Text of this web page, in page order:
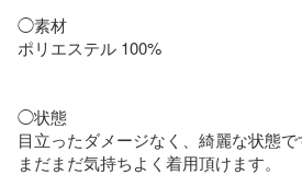
◯素材
ポリエステル 100%
◯状態
目立ったダメージなく、綺麗な状態で
まだまだ気持ちよく着用頂けます。